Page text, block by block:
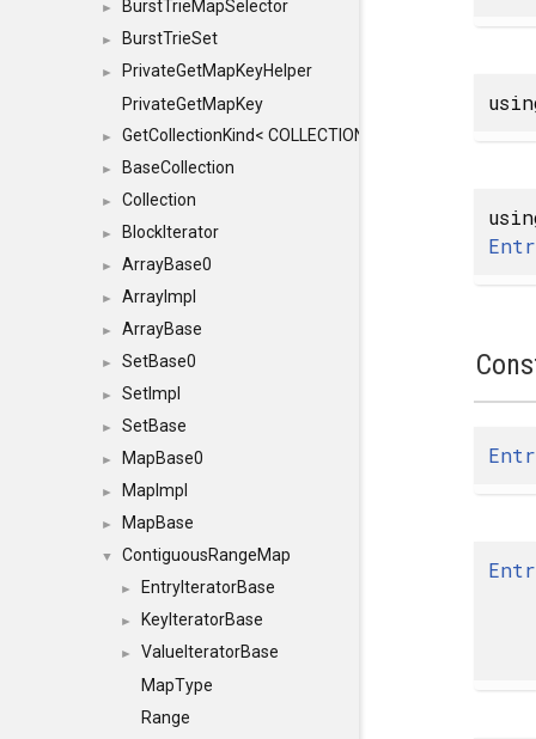
► BurstTrieMapSelector
► BurstTrieSet
►
PrivateGetMapKeyHelper
PrivateGetMapKey
► GetCollectionKind< COLLECTION, typename
► BaseCollection
► Collection
► BlockIterator
► ArrayBase0
► ArrayImpl
► ArrayBase
► SetBase0
► SetImpl
► SetBase
► MapBase0
► MapImpl
► MapBase
▼ ContiguousRangeMap
► EntryIteratorBase
► KeyIteratorBase
►
ValueIteratorBase
MapType
Range